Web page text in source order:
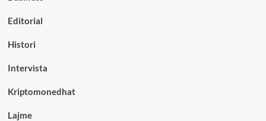
Editorial
Histori
Intervista
Kriptomonedhat
Lajme